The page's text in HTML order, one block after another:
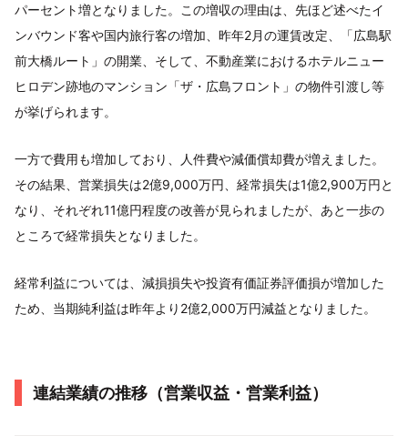
パーセント増となりました。この増収の理由は、先ほど述べたイ
ンバウンド客や国内旅行客の増加、昨年2月の運賃改定、「広島駅
前大橋ルート」の開業、そして、不動産業におけるホテルニュー
ヒロデン跡地のマンション「ザ・広島フロント」の物件引渡し等
が挙げられます。
一方で費用も増加しており、人件費や減価償却費が増えました。
その結果、営業損失は2億9,000万円、経常損失は1億2,900万円と
なり、それぞれ11億円程度の改善が見られましたが、あと一歩の
ところで経常損失となりました。
経常利益については、減損損失や投資有価証券評価損が増加した
ため、当期純利益は昨年より2億2,000万円減益となりました。
連結業績の推移（営業収益・営業利益）